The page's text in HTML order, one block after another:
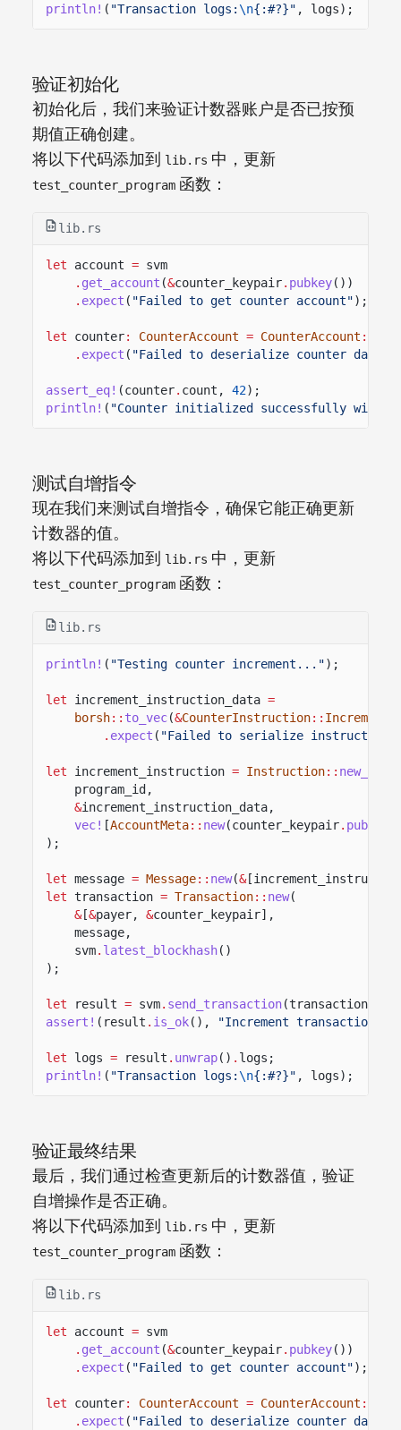
println! ( "Transaction logs:\n{:#?}" , logs);
验证初始化
初始化后，我们来验证计数器账户是否已按预
期值正确创建。
将以下代码添加到
lib.rs 中，更新
test_counter_program 函数：
lib.rs
let account = svm
. get_account (&counter_keypair. pubkey())
. expect ( "Failed to get counter account");
let counter: CounterAccount = CounterAccount ::
. expect ( "Failed to deserialize counter data"
assert_eq! (counter. count, 42);
println! ( "Counter initialized successfully with
测试自增指令
现在我们来测试自增指令，确保它能正确更新
计数器的值。
将以下代码添加到
lib.rs 中，更新
test_counter_program 函数：
lib.rs
println! ( "Testing counter increment...");
let increment_instruction_data =
borsh:: to_vec(&CounterInstruction::
. expect ( "Failed to serialize instruction"
let increment_instruction = Instruction::
program_id,
&increment_instruction_data,
vec! [AccountMeta:: new(counter_keypair. pubkey
);
let message = Message:: new(&
let transaction = Transaction:: new(
&[&payer, &counter_keypair],
message,
svm. latest_blockhash()
);
let result = svm. send_transaction(transaction);
assert! (result . is_ok(), "Increment transaction
let logs = result . unwrap() . logs;
println! ( "Transaction logs:\n{:#?}" , logs);
验证最终结果
最后，我们通过检查更新后的计数器值，验证
自增操作是否正确。
将以下代码添加到
lib.rs 中，更新
test_counter_program 函数：
lib.rs
let account = svm
. get_account (&counter_keypair. pubkey())
. expect ( "Failed to get counter account");
let counter: CounterAccount = CounterAccount ::
. expect ( "Failed to deserialize counter data"